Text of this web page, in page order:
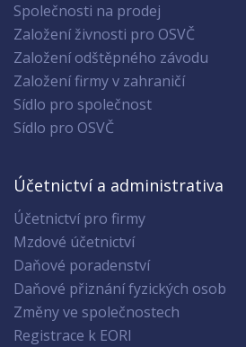
Společnosti na prodej
Založení živnosti pro OSVČ
Založení odštěpného závodu
Založení firmy v zahraničí
Sídlo pro společnost
Sídlo pro OSVČ
Účetnictví a administrativa
Účetnictví pro firmy
Mzdové účetnictví
Daňové poradenství
Daňové přiznání fyzických osob
Změny ve společnostech
Registrace k EORI